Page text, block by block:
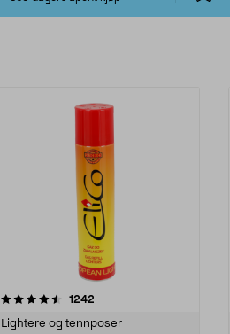
1242
Lightere og tennposer
4.5 av 5 stjerner